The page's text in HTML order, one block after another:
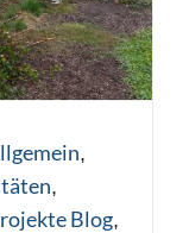
,
,
Blog,